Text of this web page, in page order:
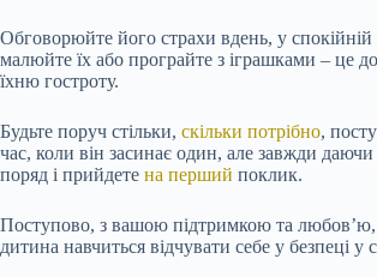
Обговорюйте його страхи вдень, у спокійній
малюйте їх або програйте з іграшками – це
їхню гостроту.
Будьте поруч стільки, скільки потрібно,
час, коли він засинає один, але завжди
поряд і прийдете на перший поклик.
Поступово, з вашою підтримкою та любов’ю,
дитина навчиться відчувати себе у безпеці у